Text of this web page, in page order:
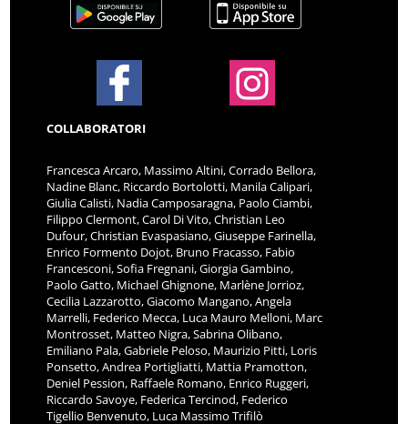
COLLABORATORI
Francesca Arcaro, Massimo Altini, Corrado Bellora,
Nadine Blanc, Riccardo Bortolotti, Manila Calipari,
Giulia Calisti, Nadia Camposaragna, Paolo Ciambi,
Filippo Clermont, Carol Di Vito, Christian Leo
Dufour, Christian Evaspasiano, Giuseppe Farinella,
Enrico Formento Dojot, Bruno Fracasso, Fabio
Francesconi, Sofia Fregnani, Giorgia Gambino,
Paolo Gatto, Michael Ghignone, Marlène Jorrioz,
Cecilia Lazzarotto, Giacomo Mangano, Angela
Marrelli, Federico Mecca, Luca Mauro Melloni, Marc
Montrosset, Matteo Nigra, Sabrina Olibano,
Emiliano Pala, Gabriele Peloso, Maurizio Pitti, Loris
Ponsetto, Andrea Portigliatti, Mattia Pramotton,
Deniel Pession, Raffaele Romano, Enrico Ruggeri,
Riccardo Savoye, Federica Tercinod, Federico
Tigellio Benvenuto, Luca Massimo Trifilò